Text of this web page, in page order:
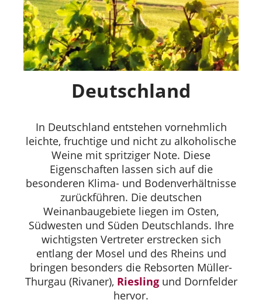
Deutschland
In Deutschland entstehen vornehmlich
leichte, fruchtige und nicht zu alkoholische
Weine mit spritziger Note. Diese
Eigenschaften lassen sich auf die
besonderen Klima- und Bodenverhältnisse
zurückführen. Die deutschen
Weinanbaugebiete liegen im Osten,
Südwesten und Süden Deutschlands. Ihre
wichtigsten Vertreter erstrecken sich
entlang der Mosel und des Rheins und
bringen besonders die Rebsorten Müller-
Thurgau (Rivaner), Rieslingund Dornfelder
hervor.